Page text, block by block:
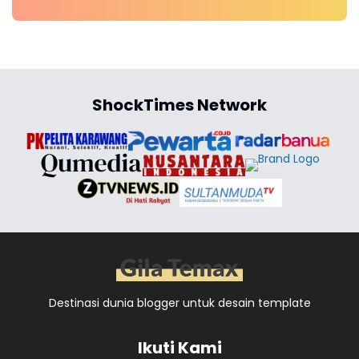
ShockTimes Network
Destinasi dunia blogger untuk desain template
Ikuti Kami